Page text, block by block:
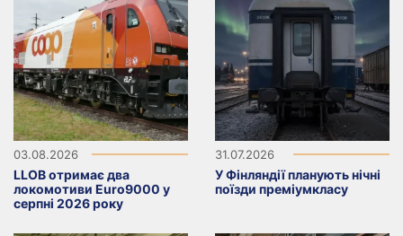
03.08.2026
LLOB отримає два
локомотиви Euro9000 у
серпні 2026 року
31.07.2026
У Фінляндії планують нічні
поїзди преміумкласу